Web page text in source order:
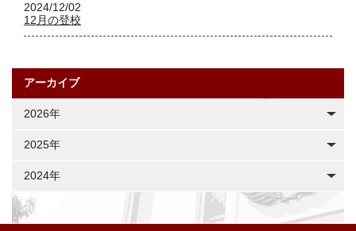
2024/12/02
12月の登校
アーカイブ
2026年
2025年
2024年